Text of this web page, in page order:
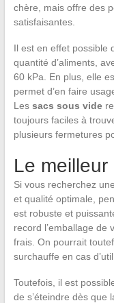
chère, mais offre des
satisfaisantes.
Il est en effet possible
quantité d’aliments,
60 kPa. En plus, elle
permet d’en faire
Les sacs sous vide
toujours faciles à
plusieurs fermetures
Le
Si vous recherchez
et qualité optimale,
est robuste et
record l’emballage de
frais. On pourrait
surchauffe en cas
Toutefois, il est
de s’éteindre dès que